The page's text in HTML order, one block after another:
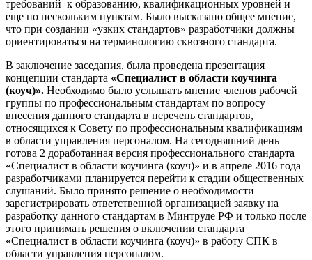
требований к образованию, квалификационных уровней и
еще по нескольким пунктам. Было высказано общее мнение,
что при создании «узких стандартов» разработчики должны
ориентироваться на терминологию сквозного стандарта.
В заключение заседания, была проведена презентация
концепции стандарта «Специалист в области коучинга
(коуч)». Необходимо было услышать мнение членов рабочей
группы по профессиональным стандартам по вопросу
внесения данного стандарта в перечень стандартов,
относящихся к Совету по профессиональным квалификациям
в области управления персоналом. На сегодняшний день
готова 2 доработанная версия профессионального стандарта
«Специалист в области коучинга (коуч)» и в апреле 2016 года
разработчиками планируется перейти к стадии общественных
слушаний. Было принято решение о необходимости
зарегистрировать ответственной организацией заявку на
разработку данного стандартам в Минтруде РФ и только после
этого принимать решения о включении стандарта
«Специалист в области коучинга (коуч)» в работу СПК в
области управления персоналом.